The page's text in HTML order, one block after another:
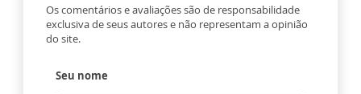
Os comentários e avaliações são de responsabilidade
exclusiva de seus autores e não representam a opinião
do site.
Seu nome